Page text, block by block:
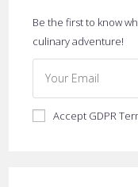
Be the first to know
culinary adventure!
Accept GDPR